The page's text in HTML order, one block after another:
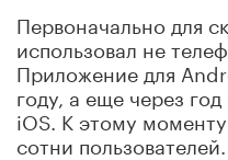
Первоначально для
использовал не
Приложение для
году, а еще через
iOS. К этому
сотни пользователей.